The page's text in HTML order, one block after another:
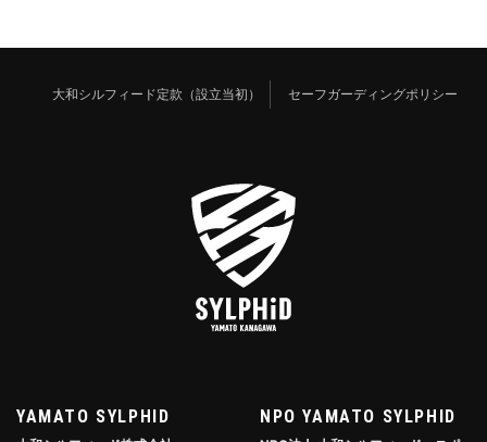
大和シルフィード定款（設立当初） セーフガーディングポリシー
YAMATO SYLPHID NPO YAMATO SYLPHID